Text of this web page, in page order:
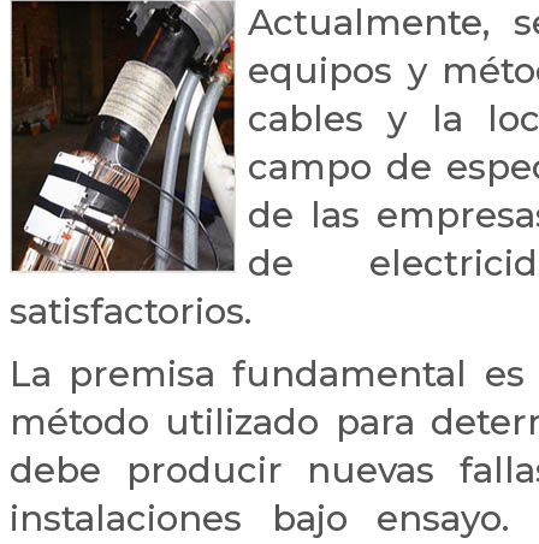
Actualmente,
equipos y
cables y la
campo de
de las
de
satisfactorios.
La premisa fundamental
método utilizado para
debe producir nuevas
instalaciones bajo